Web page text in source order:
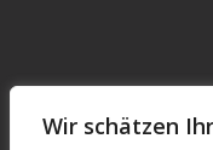
Wir schätzen